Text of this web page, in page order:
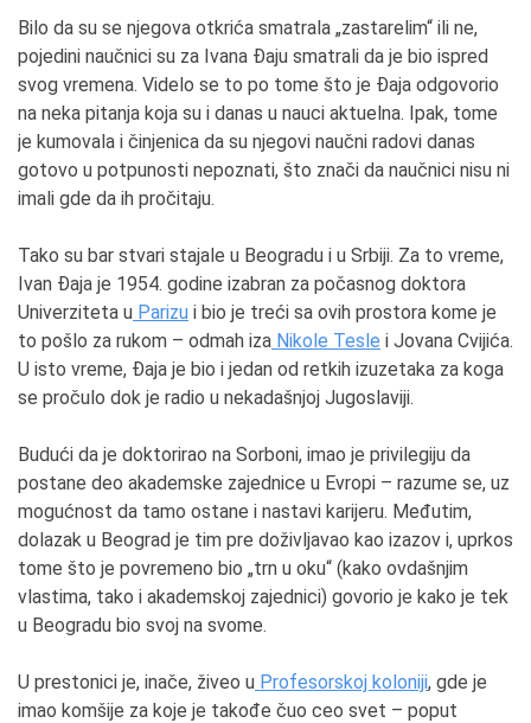
Bilo da su se njegova otkrića smatrala „zastarelim“ ili ne,
pojedini naučnici su za Ivana Đaju smatrali da je bio ispred
svog vremena. Videlo se to po tome što je Đaja odgovorio
na neka pitanja koja su i danas u nauci aktuelna. Ipak, tome
je kumovala i činjenica da su njegovi naučni radovi danas
gotovo u potpunosti nepoznati, što znači da naučnici nisu ni
imali gde da ih pročitaju.
Tako su bar stvari stajale u Beogradu i u Srbiji. Za to vreme,
Ivan Đaja je 1954. godine izabran za počasnog doktora
Univerziteta u Parizu i bio je treći sa ovih prostora kome je
to pošlo za rukom – odmah iza Nikole Tesle i Jovana Cvijića.
U isto vreme, Đaja je bio i jedan od retkih izuzetaka za koga
se pročulo dok je radio u nekadašnjoj Jugoslaviji.
Budući da je doktorirao na Sorboni, imao je privilegiju da
postane deo akademske zajednice u Evropi – razume se, uz
mogućnost da tamo ostane i nastavi karijeru. Međutim,
dolazak u Beograd je tim pre doživljavao kao izazov i, uprkos
tome što je povremeno bio „trn u oku“ (kako ovdašnjim
vlastima, tako i akademskoj zajednici) govorio je kako je tek
u Beogradu bio svoj na svome.
U prestonici je, inače, živeo u Profesorskoj koloniji, gde je
imao komšije za koje je takođe čuo ceo svet – poput